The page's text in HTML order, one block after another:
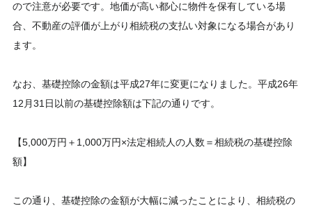
ので注意が必要です。地価が高い都心に物件を保有している場
合、不動産の評価が上がり相続税の支払い対象になる場合があり
ます。
なお、基礎控除の金額は平成27年に変更になりました。平成26年
12月31日以前の基礎控除額は下記の通りです。
【5,000万円＋1,000万円×法定相続人の人数＝相続税の基礎控除
額】
この通り、基礎控除の金額が大幅に減ったことにより、相続税の